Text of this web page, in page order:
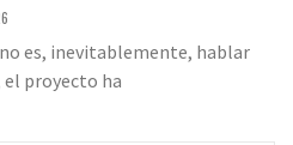
es, inevitablemente, hablar
el proyecto ha